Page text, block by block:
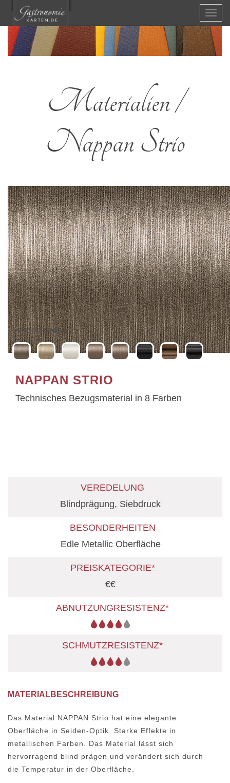
Menü
Materialien /
Nappan Strio
NAPS6793-Or-Blanc
NAPPAN STRIO
Technisches Bezugsmaterial in 8 Farben
VEREDELUNG
Blindprägung, Siebdruck
BESONDERHEITEN
Edle Metallic Oberfläche
PREISKATEGORIE*
€€
ABNUTZUNGRESISTENZ*
SCHMUTZRESISTENZ*
MATERIALBESCHREIBUNG
Das Material NAPPAN Strio hat eine elegante
Oberfläche in Seiden-Optik. Starke Effekte in
metallischen Farben. Das Material lässt sich
hervorragend blind prägen und verändert sich durch
die Temperatur in der Oberfläche.